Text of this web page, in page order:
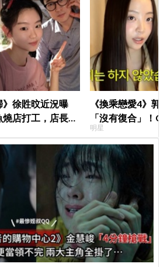
》徐貹旼近況曝
店打工，店長驚
？」
《換乘戀愛4》郭
「沒有復合」！
力爆表，曾因惡評
明星